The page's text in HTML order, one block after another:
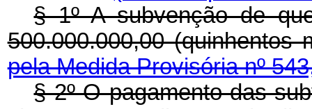
§ 1º A subvenção de
500.000.000,00
pela Medida Provisória nº
§ 2º O pagamento das